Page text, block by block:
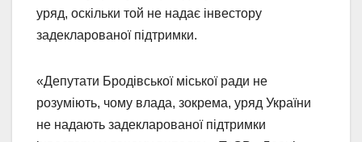
уряд, оскільки той не надає інвестору
задекларованої підтримки.
«Депутати Бродівської міської ради не
розуміють, чому влада, зокрема, уряд України
не надають задекларованої підтримки